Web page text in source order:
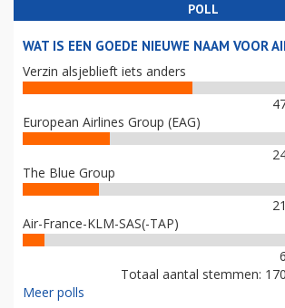
POLL
WAT IS EEN GOEDE NIEUWE NAAM VOOR
Verzin alsjeblieft iets anders
European Airlines Group (EAG)
The Blue Group
Air-France-KLM-SAS(-TAP)
Totaal aantal stemmen: 170
Meer polls